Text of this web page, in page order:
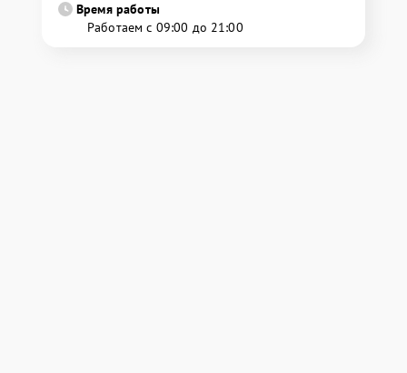
Время работы
Работаем с 09:00 до 21:00